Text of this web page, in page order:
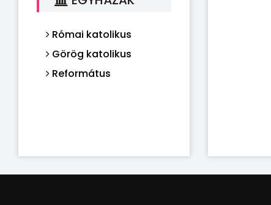
Római katolikus
Görög katolikus
Református